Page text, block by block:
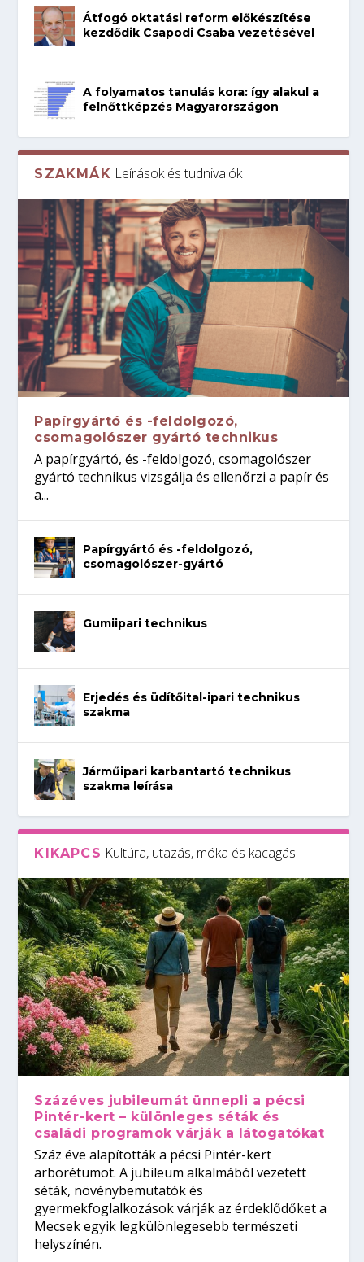
Átfogó oktatási reform előkészítése
kezdődik Csapodi Csaba vezetésével
A folyamatos tanulás kora: így alakul a
felnőttképzés Magyarországon
SZAKMÁK Leírások és tudnivalók
Papírgyártó és -feldolgozó,
csomagolószer gyártó technikus
A papírgyártó, és -feldolgozó, csomagolószer
gyártó technikus vizsgálja és ellenőrzi a papír és
a...
Papírgyártó és -feldolgozó,
csomagolószer-gyártó
Gumiipari technikus
Erjedés és üdítőital-ipari technikus
szakma
Járműipari karbantartó technikus
szakma leírása
KIKAPCS Kultúra, utazás, móka és kacagás
Százéves jubileumát ünnepli a pécsi
Pintér-kert – különleges séták és
családi programok várják a látogatókat
Száz éve alapították a pécsi Pintér-kert
arborétumot. A jubileum alkalmából vezetett
séták, növénybemutatók és
gyermekfoglalkozások várják az érdeklődőket a
Mecsek egyik legkülönlegesebb természeti
helyszínén.